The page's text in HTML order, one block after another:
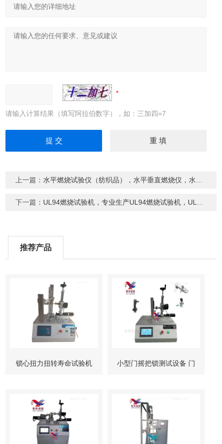
请输入计算结果（填写阿拉伯数字），如：三加四=7
上一篇：水平燃烧试验仪（纺织品），水平垂直燃烧仪，水平垂直燃烧试验机
下一篇： UL94燃烧试验机，专业生产UL94燃烧试验机，UL94燃烧测试仪
推荐产品
锁心扭力扭转寿命试验机 小型门摇把锁测试设备 门